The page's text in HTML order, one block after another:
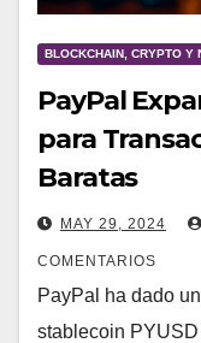
BLOCKCHAIN, CRYPTO Y
PayPal
para
Baratas
MAY 29, 2024
COMENTARIOS
PayPal ha dado
stablecoin